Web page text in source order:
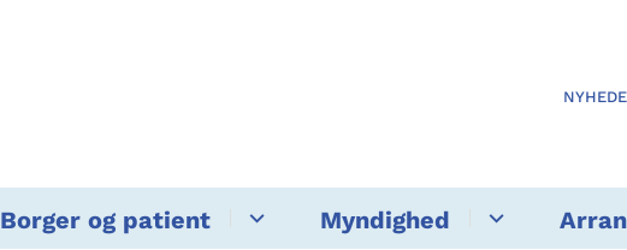
Borger og patient Myndighed